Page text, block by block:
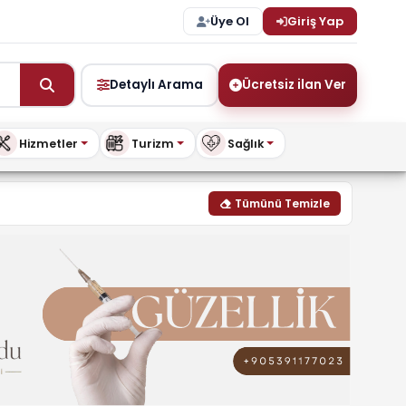
Üye Ol Giriş Yap
Detaylı Arama Ücretsiz ilan Ver
Hizmetler Turizm Sağlık
fiyatları & modelleri |
Tümünü Temizle